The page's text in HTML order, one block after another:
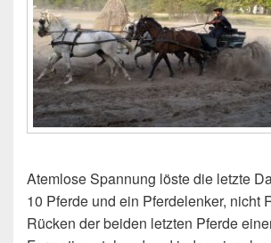
Atemlose Spannung löste die letzte
10 Pferde und ein Pferdelenker, nicht
Rücken der beiden letzten Pferde